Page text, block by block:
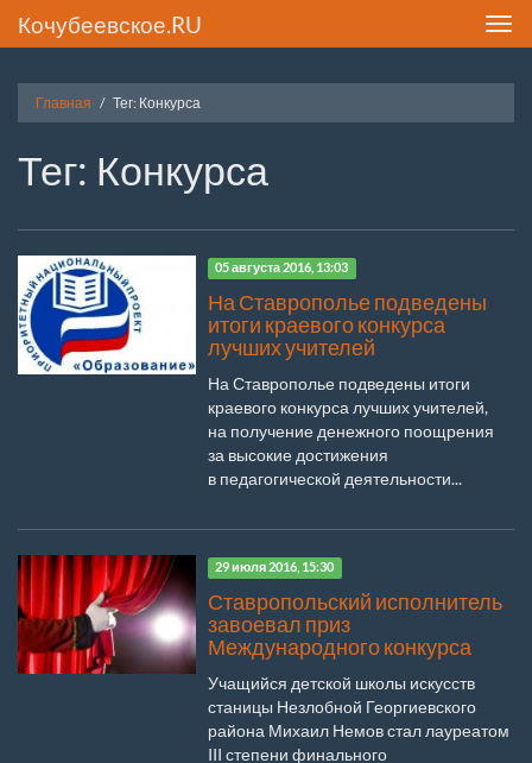
Кочубеевское.RU
Главная Тег: Конкурса
Тег: Конкурса
05 августа 2016, 13:03
На Ставрополье подведены
итоги краевого конкурса
лучших учителей
На Ставрополье подведены итоги
краевого конкурса лучших учителей,
на получение денежного поощрения
за высокие достижения
в педагогической деятельности...
29 июля 2016, 15:30
Ставропольский исполнитель
завоевал приз
Международного конкурса
Учащийся детской школы искусств
станицы Незлобной Георгиевского
района Михаил Немов стал лауреатом
III степени финального